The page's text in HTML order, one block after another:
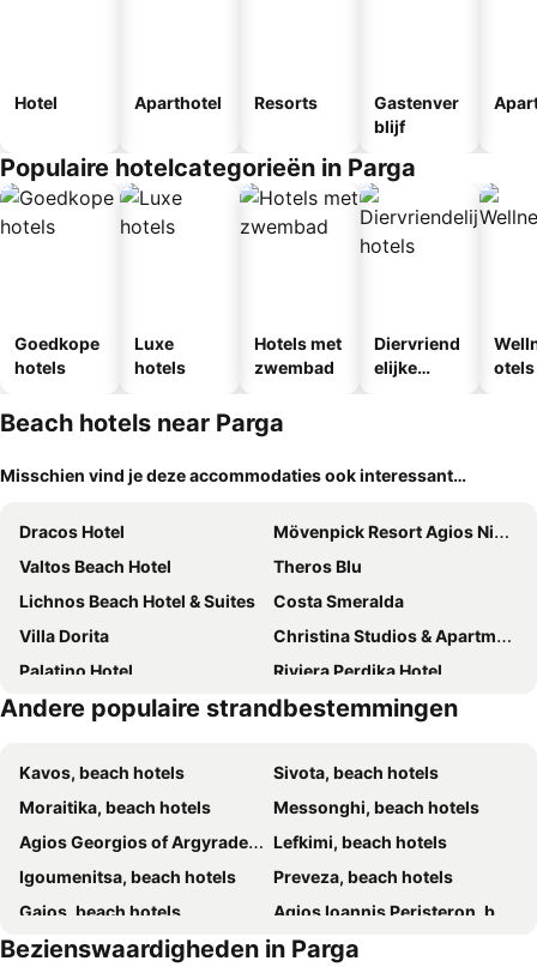
Hotel Aparthotel Resorts
Gastenver
blijf
Populaire hotelcategorieën in Parga
Goedkope
hotels
Luxe
hotels
Hotels met
zwembad
Diervriend
elijke
otels
Beach hotels near Parga
Misschien vind je deze accommodaties ook interessant…
Dracos Hotel
Mövenpick Resort Agios Nikolaos Sivota
Valtos Beach Hotel
Theros Blu
Lichnos Beach Hotel & Suites
Costa Smeralda
Villa Dorita
Christina Studios & Apartments
Palatino Hotel
Riviera Perdika Hotel
Residence La Scala
Mare Blu
Agnanti
Karavostasi Beach
Vrachos Beach
Kanali Village Parga
Enjoy Lichnos Bay Village, Camping, Hotel and Apartments
Sappho Hotel
Villa Angelika
Vassilis Guest House
Sivota Seascape
Hotel Mikros Paradisos
Anemolia Parga Suites
Valtos Ionion
Andere populaire strandbestemmingen
Kavos, beach hotels
Sivota, beach hotels
Moraitika, beach hotels
Messonghi, beach hotels
Agios Georgios of Argyrades, beach hotels
Lefkimi, beach hotels
Igoumenitsa, beach hotels
Preveza, beach hotels
Gaios, beach hotels
Agios Ioannis Peristeron, beach hotels
Kastrosikia, beach hotels
Perdika, beach hotels
Bezienswaardigheden in Parga